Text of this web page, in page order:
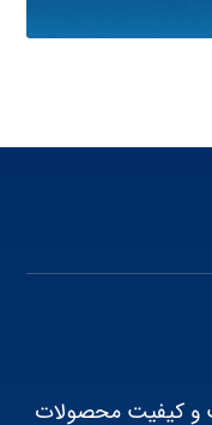
و کیفیت محصولات